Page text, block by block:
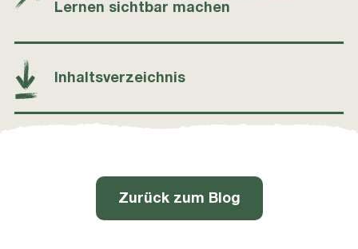
Lernen sichtbar machen
Inhaltsverzeichnis
Zurück zum Blog